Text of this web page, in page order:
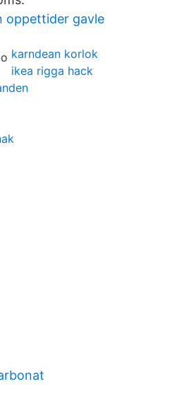
oppettider gavle
karndean korlok
ikea rigga hack